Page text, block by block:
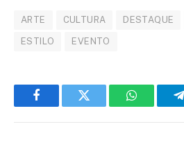
ARTE CULTURA DESTAQUE
ESTILO EVENTO
FacebookTwitter WhatsApp